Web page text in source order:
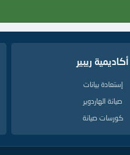
أكاديمية ريبير
إستعادة بيانات
صيانة الهاردوير
كورسات صيانة